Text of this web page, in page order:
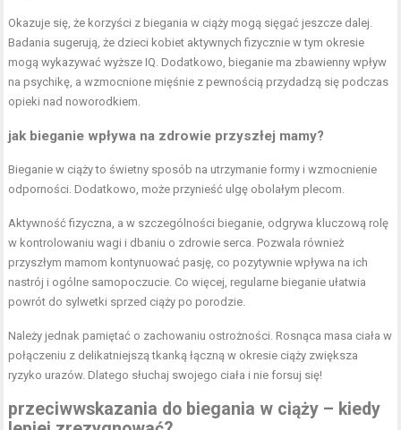
Okazuje się, że korzyści z biegania w ciąży mogą sięgać jeszcze dalej.
Badania sugerują, że dzieci kobiet aktywnych fizycznie w tym okresie
mogą wykazywać wyższe IQ. Dodatkowo, bieganie ma zbawienny wpływ
na psychikę, a wzmocnione mięśnie z pewnością przydadzą się podczas
opieki nad noworodkiem.
jak bieganie wpływa na zdrowie przyszłej mamy?
Bieganie w ciąży to świetny sposób na utrzymanie formy i wzmocnienie
odporności. Dodatkowo, może przynieść ulgę obolałym plecom.
Aktywność fizyczna, a w szczególności bieganie, odgrywa kluczową rolę
w kontrolowaniu wagi i dbaniu o zdrowie serca. Pozwala również
przyszłym mamom kontynuować pasję, co pozytywnie wpływa na ich
nastrój i ogólne samopoczucie. Co więcej, regularne bieganie ułatwia
powrót do sylwetki sprzed ciąży po porodzie.
Należy jednak pamiętać o zachowaniu ostrożności. Rosnąca masa ciała w
połączeniu z delikatniejszą tkanką łączną w okresie ciąży zwiększa
ryzyko urazów. Dlatego słuchaj swojego ciała i nie forsuj się!
przeciwwskazania do biegania w ciąży – kiedy